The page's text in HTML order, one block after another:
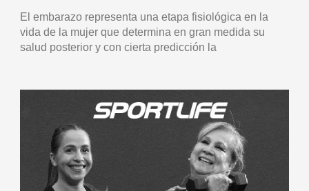
El embarazo representa una etapa fisiológica en la
vida de la mujer que determina en gran medida su
salud posterior y con cierta predicción la